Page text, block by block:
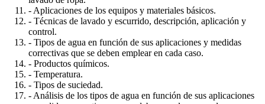
- Aplicaciones de los equipos y materiales básicos.
- Técnicas de lavado y escurrido, descripción, aplicación y
control.
- Tipos de agua en función de sus aplicaciones y medidas
correctivas que se deben emplear en cada caso.
- Productos químicos.
- Temperatura.
- Tipos de suciedad.
- Análisis de los tipos de agua en función de sus aplicaciones